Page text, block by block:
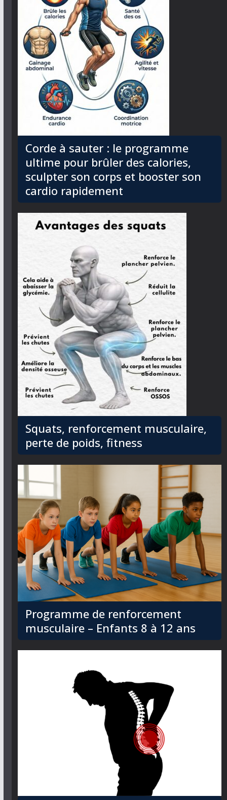
Corde à sauter : le programme
ultime pour brûler des calories,
sculpter son corps et booster son
cardio rapidement
Squats, renforcement musculaire,
perte de poids, fitness
Programme de renforcement
musculaire – Enfants 8 à 12 ans